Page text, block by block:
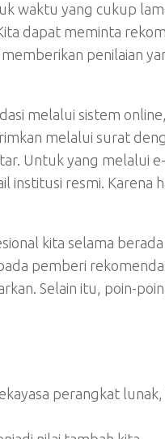
waktu yang cukup
dapat meminta
penilaian
melalui sistem
melalui surat
Untuk yang melalui
resmi. Karena
kita selama
pemberi
Selain itu, poin-
perangkat